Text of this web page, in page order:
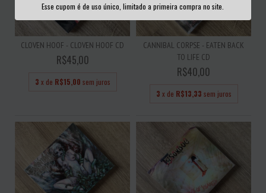
Esse cupom é de uso único, limitado a primeira compra no site.
CLOVEN HOOF - CLOVEN HOOF CD
R$45,00
3 x de R$15,00 sem juros
CANNIBAL CORPSE - EATEN BACK
TO LIFE CD
R$40,00
3 x de R$13,33 sem juros